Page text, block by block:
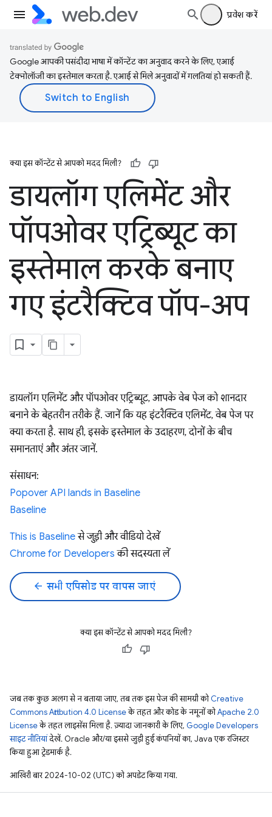
प्रवेश करें
Google आपकी पसंदीदा भाषा में कॉन्टेंट का अनुवाद करने के लिए, एआई
टेक्नोलॉजी का इस्तेमाल करता है. एआई से मिले अनुवादों में गलतियां हो सकती हैं.
क्या इस कॉन्टेंट से आपको मदद मिली?
डायलॉग एलिमेंट और
पॉपओवर एट्रिब्यूट का
इस्तेमाल करके बनाए
गए इंटरैक्टिव पॉप-अप
डायलॉग एलिमेंट और पॉपओवर एट्रिब्यूट, आपके वेब पेज को शानदार
बनाने के बेहतरीन तरीके हैं. जानें कि यह इंटरैक्टिव एलिमेंट, वेब पेज पर
क्या करता है. साथ ही, इसके इस्तेमाल के उदाहरण, दोनों के बीच
समानताएं और अंतर जानें.
संसाधन:
Popover API lands in Baseline
Baseline
This is Baselineसे जुड़ी और वीडियो देखें
Chrome for Developers की सदस्यता लें
arrow_back सभी एपिसोड पर वापस जाएं
क्या इस कॉन्टेंट से आपको मदद मिली?
जब तक कुछ अलग से न बताया जाए, तब तक इस पेज की सामग्री कोCreative
Commons Attribution 4.0 Licenseके तहत और कोड के नमूनों कोApache 2.0
Licenseके तहत लाइसेंस मिला है. ज़्यादा जानकारी के लिए, Google Developers
साइट नीतियांदेखें. Oracle और/या इससे जुड़ी हुई कंपनियों का, Java एक रजिस्टर
किया हुआ ट्रेडमार्क है.
आखिरी बार 2024-10-02 (UTC) को अपडेट किया गया.